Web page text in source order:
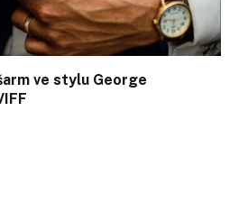
ve stylu George